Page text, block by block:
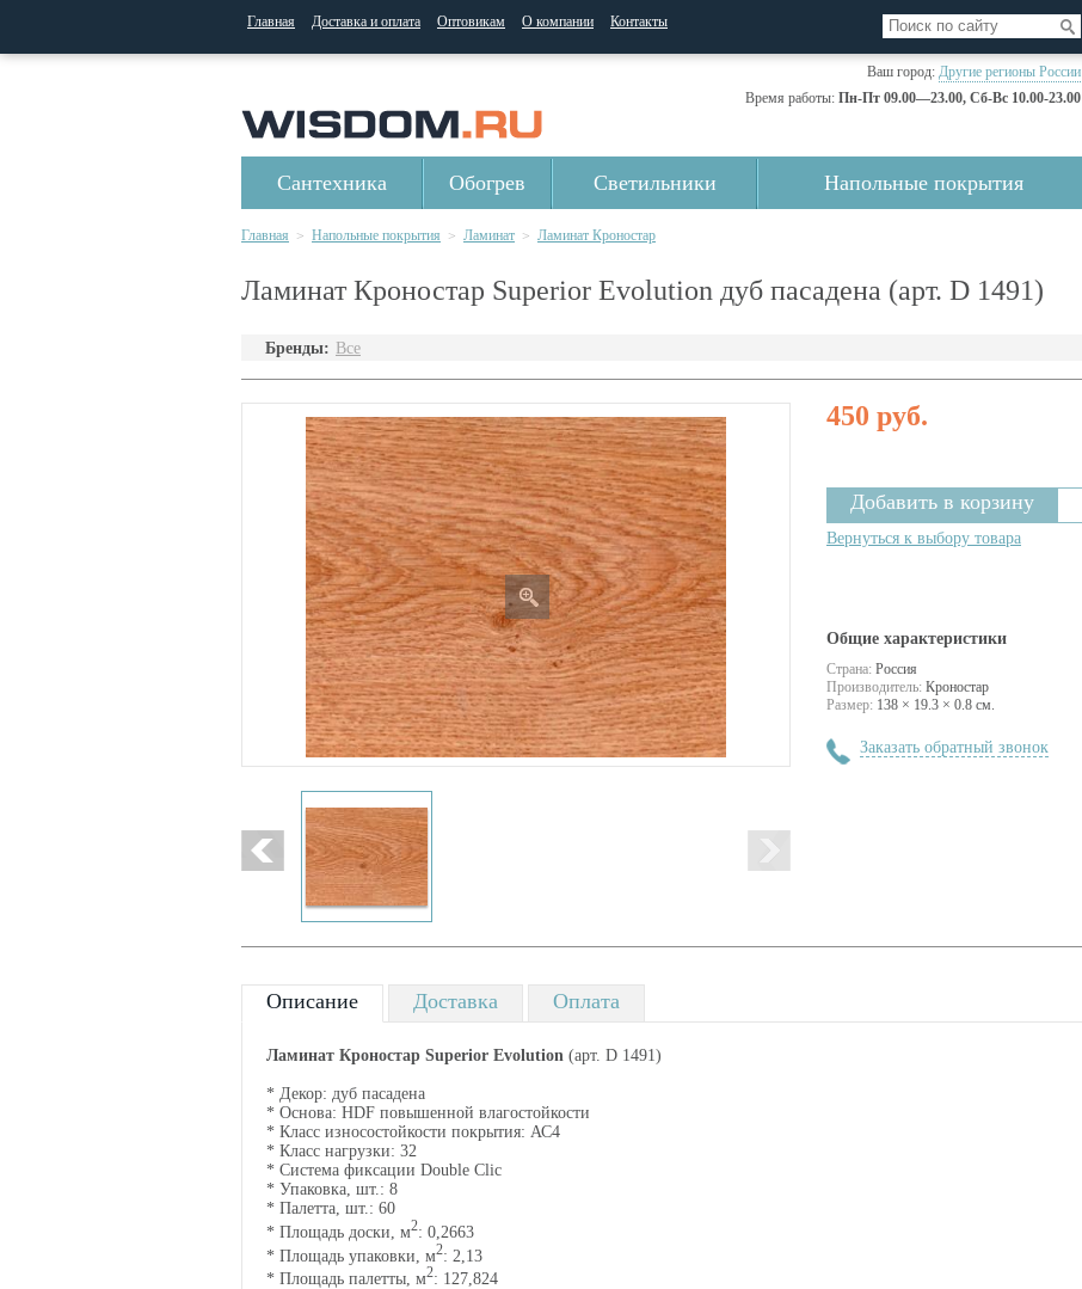
Главная Доставка и оплата Оптовикам О компании Контакты
Ваш город: Другие регионы России
Время работы: Пн-Пт 09.00—23.00, Сб-Вс 10.00-23.00
Сантехника Обогрев Светильники Напольные покрытия
Главная > Напольные покрытия > Ламинат > Ламинат Кроностар
Ламинат Кроностар Superior Evolution дуб пасадена (арт. D 1491)
Бренды: Все
450 руб.
Вернуться к выбору товара
Общие характеристики
Страна: Россия
Производитель: Кроностар
Размер: 138 × 19.3 × 0.8 см.
Заказать обратный звонок
Описание Доставка Оплата
Ламинат Кроностар Superior Evolution (арт. D 1491)
* Декор: дуб пасадена
* Основа: HDF повышенной влагостойкости
* Класс износостойкости покрытия: АС4
* Класс нагрузки: 32
* Система фиксации Double Clic
* Упаковка, шт.: 8
* Палетта, шт.: 60
* Площадь доски, м2: 0,2663
* Площадь упаковки, м2: 2,13
* Площадь палетты, м2: 127,824